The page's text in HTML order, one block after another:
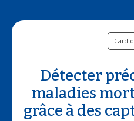
Détecter
maladies
grâce à des